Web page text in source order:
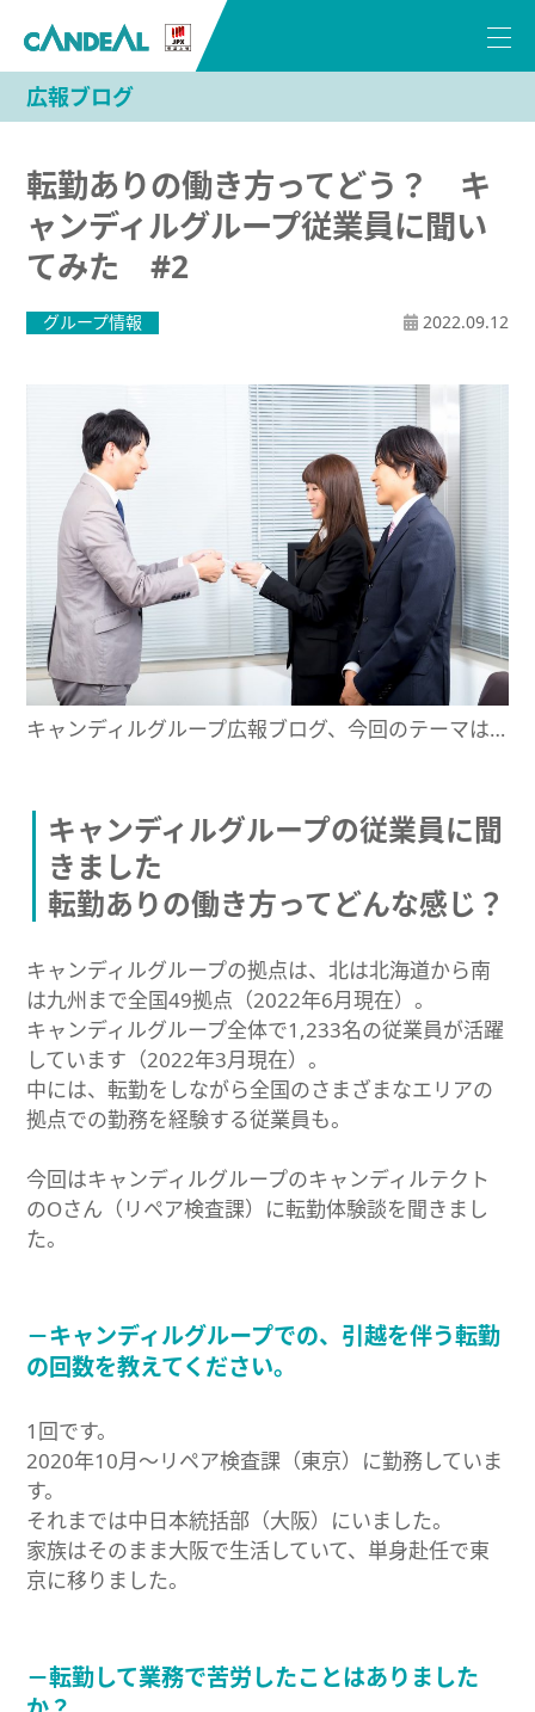
広報ブログ
転勤ありの働き方ってどう？ キ
ャンディルグループ従業員に聞い
てみた #2
グループ情報 2022.09.12
キャンディルグループ広報ブログ、今回のテーマは…
キャンディルグループの従業員に聞
きました
転勤ありの働き方ってどんな感じ？
キャンディルグループの拠点は、北は北海道から南
は九州まで全国49拠点（2022年6月現在）。
キャンディルグループ全体で1,233名の従業員が活躍
しています（2022年3月現在）。
中には、転勤をしながら全国のさまざまなエリアの
拠点での勤務を経験する従業員も。
今回はキャンディルグループのキャンディルテクト
のOさん（リペア検査課）に転勤体験談を聞きまし
た。
－キャンディルグループでの、引越を伴う転勤
の回数を教えてください。
1回です。
2020年10月〜リペア検査課（東京）に勤務していま
す。
それまでは中日本統括部（大阪）にいました。
家族はそのまま大阪で生活していて、単身赴任で東
京に移りました。
－転勤して業務で苦労したことはありました